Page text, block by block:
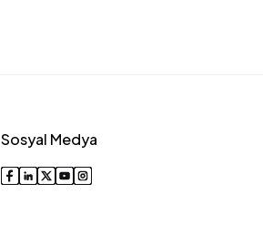
Sosyal Medya